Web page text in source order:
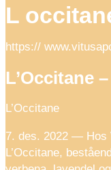
L
https://
L’Occitane
L’Occitane
7. des. 2022 — Hos
L’Occitane,